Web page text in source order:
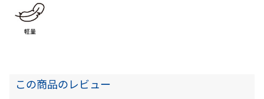
軽量
この商品のレビュー